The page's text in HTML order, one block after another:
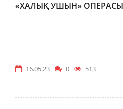
«ХАЛЫҚ УШЫН» ОПЕРАСЫ
16.05.23 0 513